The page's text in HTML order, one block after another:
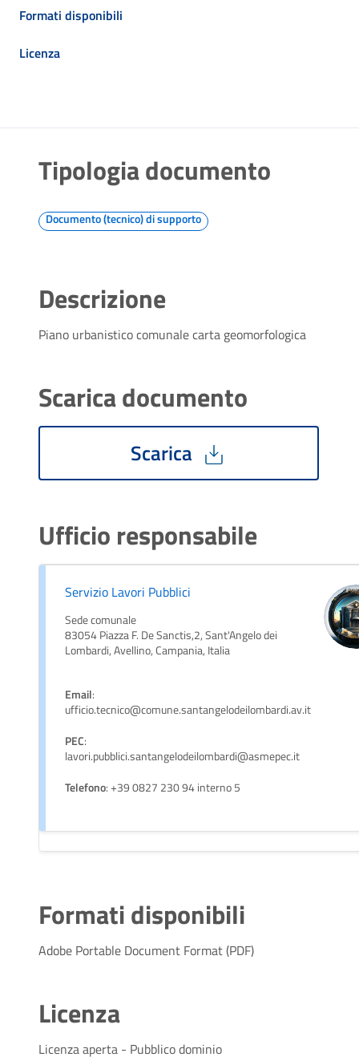
Formati disponibili
Licenza
Tipologia documento
Documento (tecnico) di supporto
Descrizione
Piano urbanistico comunale carta geomorfologica
Scarica documento
Scarica
Ufficio responsabile
Servizio Lavori Pubblici
Sede comunale
83054 Piazza F. De Sanctis,2, Sant'Angelo dei
Lombardi, Avellino, Campania, Italia
Email:
ufficio.tecnico@comune.santangelodeilombardi.av.it
PEC:
lavori.pubblici.santangelodeilombardi@asmepec.it
Telefono: +39 0827 230 94 interno 5
Formati disponibili
Adobe Portable Document Format (PDF)
Licenza
Licenza aperta - Pubblico dominio